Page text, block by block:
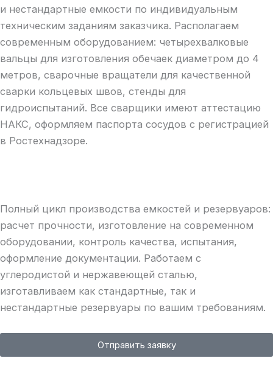
и нестандартные емкости по индивидуальным
техническим заданиям заказчика. Располагаем
современным оборудованием: четырехвалковые
вальцы для изготовления обечаек диаметром до 4
метров, сварочные вращатели для качественной
сварки кольцевых швов, стенды для
гидроиспытаний. Все сварщики имеют аттестацию
НАКС, оформляем паспорта сосудов с регистрацией
в Ростехнадзоре.
Полный цикл производства емкостей и резервуаров:
расчет прочности, изготовление на современном
оборудовании, контроль качества, испытания,
оформление документации. Работаем с
углеродистой и нержавеющей сталью,
изготавливаем как стандартные, так и
нестандартные резервуары по вашим требованиям.
Отправить заявку